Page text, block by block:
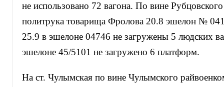
не использовано 72 вагона. По вине
политрука товарища Фролова 20.8 эшелон №
25.9 в эшелоне 04746 не загружены 5 людских
эшелоне 45/5101 не загружено 6 платформ.
На ст. Чулымская по вине Чулымского